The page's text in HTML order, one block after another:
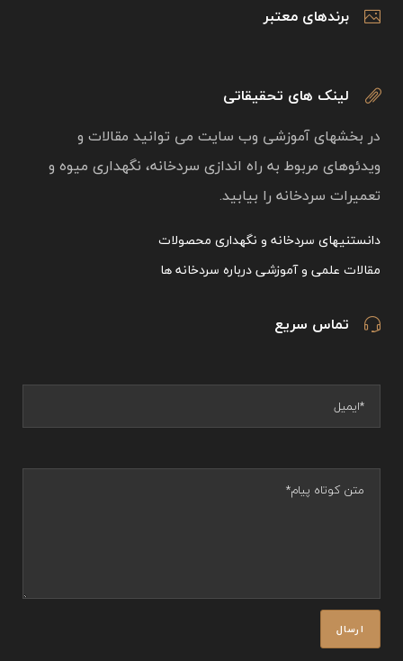
برندهای معتبر
لینک های تحقیقاتی
در بخشهای آموزشی وب سایت می توانید مقالات و
ویدئوهای مربوط به راه اندازی سردخانه، نگهداری میوه و
تعمیرات سردخانه را بیابید.
دانستنیهای سردخانه و نگهداری محصولات
مقالات علمی و آموزشی درباره سردخانه ها
تماس سریع